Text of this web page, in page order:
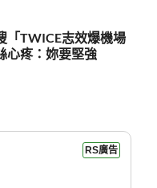
「TWICE志效爆機場
疼：妳要堅強
RS廣告